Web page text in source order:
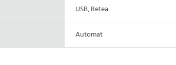
USB, Retea
Automat